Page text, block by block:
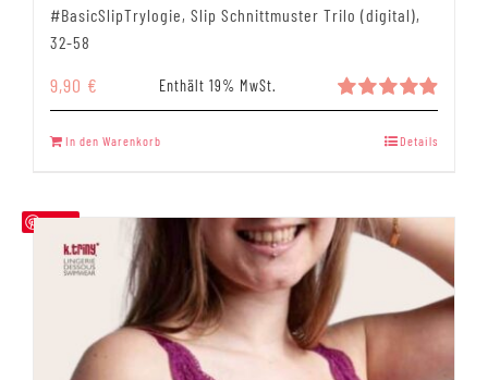
#BasicSlipTrylogie, Slip Schnittmuster Trilo (digital),
32-58
Bewertet
4.94
9,90 € Enthält 19% MwSt.
In den Warenkorb Details
Save